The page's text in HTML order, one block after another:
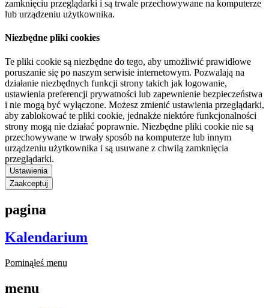
zamknięciu przeglądarki i są trwale przechowywane na komputerze
lub urządzeniu użytkownika.
Niezbędne pliki cookies
Te pliki cookie są niezbędne do tego, aby umożliwić prawidłowe
poruszanie się po naszym serwisie internetowym. Pozwalają na
działanie niezbędnych funkcji strony takich jak logowanie,
ustawienia preferencji prywatności lub zapewnienie bezpieczeństwa
i nie mogą być wyłączone. Możesz zmienić ustawienia przeglądarki,
aby zablokować te pliki cookie, jednakże niektóre funkcjonalności
strony mogą nie działać poprawnie. Niezbędne pliki cookie nie są
przechowywane w trwały sposób na komputerze lub innym
urządzeniu użytkownika i są usuwane z chwilą zamknięcia
przeglądarki.
Ustawienia
Zaakceptuj
pagina
Kalendarium
Pominąłeś menu
menu